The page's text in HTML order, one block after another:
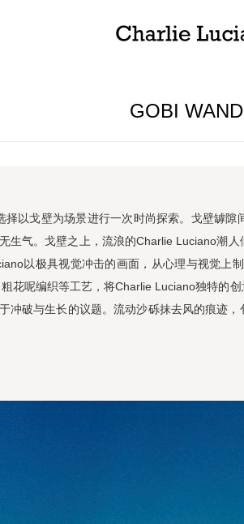
GOBI
择以戈壁为场景进行一次时尚探索。戈壁罅隙
生气。戈壁之上， 流浪的Charlie Luciano潮人
以极具视觉冲击的画面 ，从心理与视觉上
花呢编织等工艺，将Charlie Luciano独特的创
冲破与生长的议题。流动沙砾抹去风的痕迹